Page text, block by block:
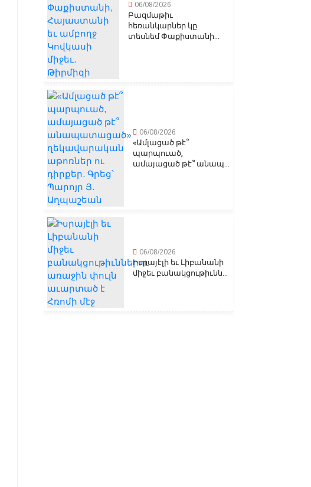
06/08/2026
Բազմաթիւ
հեռանկարներ կը
տեսնեմ Փաքիստանի...
06/08/2026
«Ամլացած թէ՞
պարպուած,
ամայացած թէ՞ անապ...
06/08/2026
Իսրայէլի եւ Լիբանանի
միջեւ բանակցութիւնն...